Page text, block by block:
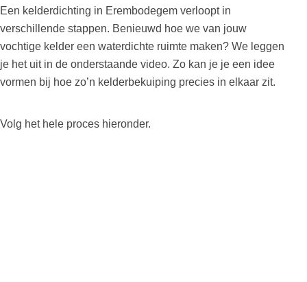
Een kelderdichting in Erembodegem verloopt in
verschillende stappen. Benieuwd hoe we van jouw
vochtige kelder een waterdichte ruimte maken? We leggen
je het uit in de onderstaande video. Zo kan je je een idee
vormen bij hoe zo’n kelderbekuiping precies in elkaar zit.
Volg het hele proces hieronder.